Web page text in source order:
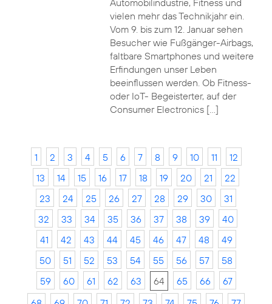
Automobilindustrie, Fitness und
vielen mehr das Technikjahr ein.
Vom 9. bis zum 12. Januar sehen
Besucher wie Fußgänger-Airbags,
faltbare Smartphones und weitere
Erfindungen unser Leben
beeinflussen werden. Ob Fitness-
oder IoT- Begeisterter, auf der
Consumer Electronics […]
1 2 3 4 5 6 7 8 9 10 11
12
13
14 15 16 17 18 19 20 21
22
23
24 25 26 27 28 29 30
31
32
33 34 35 36 37 38 39
40
41
42 43 44 45 46 47 48
49
50
51 52 53 54 55 56 57
58
59
60 61 62 63 64 65 66
67